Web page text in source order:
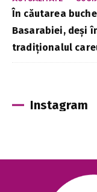
În căutarea
Basarabiei, deși
tradiționalul
Instagram